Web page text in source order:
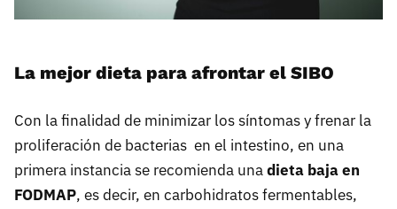
La mejor dieta para afrontar el SIBO
Con la finalidad de minimizar los síntomas y frenar la
proliferación de bacterias en el intestino, en una
primera instancia se recomienda unadieta baja en
FODMAP, es decir, en carbohidratos fermentables,